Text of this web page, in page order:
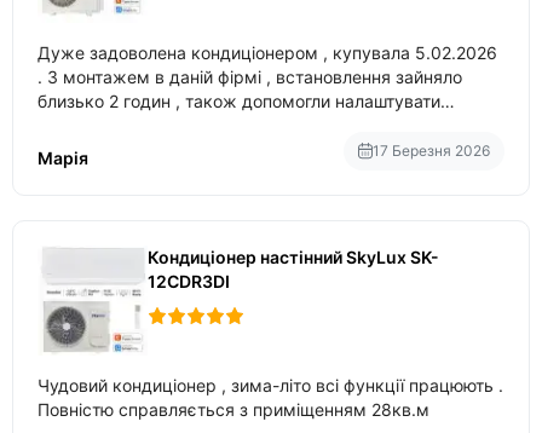
Дуже задоволена кондиціонером , купувала 5.02.2026
. З монтажем в даній фірмі , встановлення зайняло
близько 2 годин , також допомогли налаштувати
Марія
17 Березня 2026
Кондиціонер настінний SkyLux SK-
12CDR3DI
Чудовий кондиціонер , зима-літо всі функції працюють .
Повністю справляється з приміщенням 28кв.м